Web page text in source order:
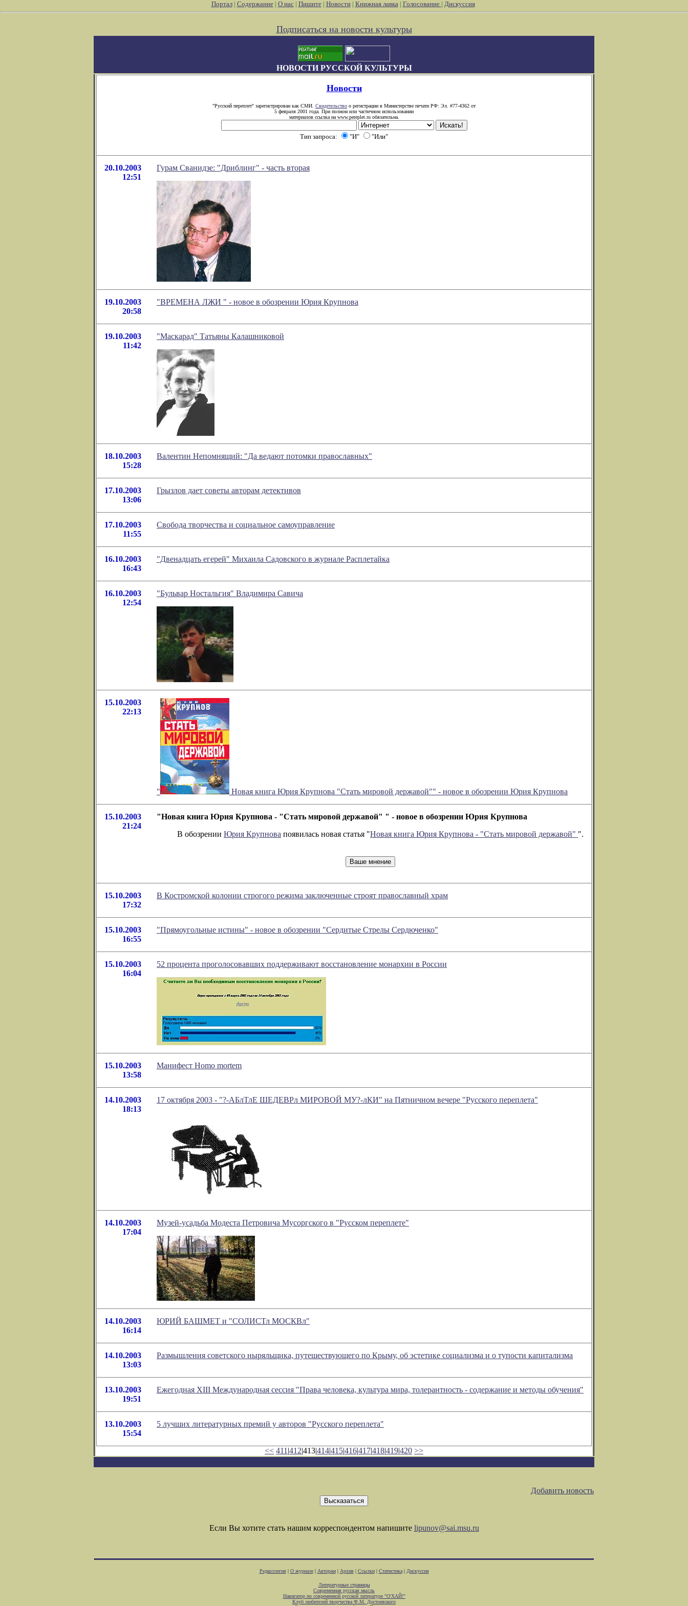
Портал| Содержание| О нас| Пишите| Новости| Книжная лавка| Голосование | Дискуссия
Подписаться на новости культуры
НОВОСТИ РУССКОЙ КУЛЬТУРЫ
Новости
"Русский переплет" зарегистрирован как СМИ. Свидетельство о регистрации в Министерстве печати РФ: Эл. #77-4362 от
5 февраля 2001 года. При полном или частичном использовании
материалов ссылка на www.pereplet.ru обязательна.
Тип запроса: "И" "Или"
20.10.2003
12:51
Гурам Сванидзе: "Дриблинг" - часть вторая
19.10.2003
20:58
"ВРЕМЕНА ЛЖИ " - новое в обозрении Юрия Крупнова
19.10.2003
11:42
"Маскарад" Татьяны Калашниковой
18.10.2003
15:28
Валентин Непомнящий: "Да ведают потомки православных"
17.10.2003
13:06
Грызлов дает советы авторам детективов
17.10.2003
11:55
Свобода творчества и социальное самоуправление
16.10.2003
16:43
"Двенадцать егерей" Михаила Садовского в журнале Расплетайка
16.10.2003
12:54
"Бульвар Ностальгия" Владимира Савича
15.10.2003
22:13
" Новая книга Юрия Крупнова "Стать мировой державой"" - новое в обозрении Юрия Крупнова
15.10.2003
21:24
"Новая книга Юрия Крупнова - "Стать мировой державой" " - новое в обозрении Юрия Крупнова
В обозрении Юрия Крупнова появилась новая статья "Новая книга Юрия Крупнова - "Стать мировой державой" ".
15.10.2003
17:32
В Костромской колонии строгого режима заключенные строят православный храм
15.10.2003
16:55
"Прямоугольные истины" - новое в обозрении "Сердитые Стрелы Сердюченко"
15.10.2003
16:04
52 процента проголосовавших поддерживают восстановление монархии в России
15.10.2003
13:58
Манифест Homo mortem
14.10.2003
18:13
17 октября 2003 - "?-АБлТлЕ ШЕДЕВРл МИРОВОЙ МУ?-лКИ" на Пятничном вечере "Русского переплета"
14.10.2003
17:04
Музей-усадьба Модеста Петровича Мусоргского в "Русском переплете"
14.10.2003
16:14
ЮРИЙ БАШМЕТ и "СОЛИСТл МОСКВл"
14.10.2003
13:03
Размышления советского ныряльщика, путешествующего по Крыму, об эстетике социализма и о тупости капитализма
13.10.2003
19:51
Ежегодная XIII Международная сессия "Права человека, культура мира, толерантность - содержание и методы обучения"
13.10.2003
15:54
5 лучших литературных премий у авторов "Русского переплета"
<< 411 |412|413|414|415|416|417|418|419|420 >>
Добавить новость
Если Вы хотите стать нашим корреспондентом напишите lipunov@sai.msu.ru
Редколлегия| О журнале| Авторам| Архив| Ссылки| Статистика| Дискуссия
Литературные страницы
Современная русская мысль
Навигатор по современной русской литературе "О'ХАЙ!"
Клуб любителей творчества Ф.М. Достоевского